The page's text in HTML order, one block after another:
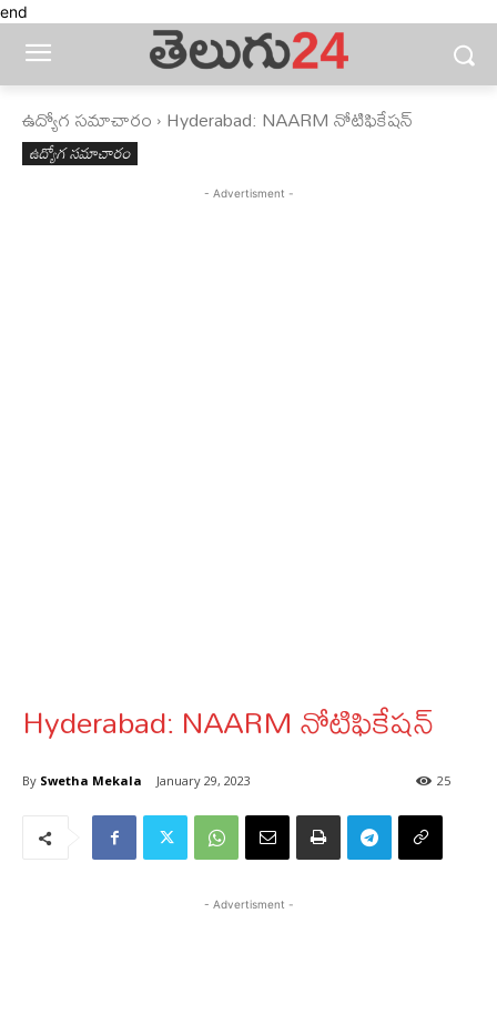
end
ఉద్యోగ సమాచారం Hyderabad: NAARM నోటిఫికేషన్
ఉద్యోగ సమాచారం
- Advertisment -
Hyderabad: NAARM నోటిఫికేషన్
By Swetha Mekala January 29, 2023 25
- Advertisment -